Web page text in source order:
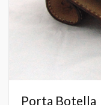
Porta Botella